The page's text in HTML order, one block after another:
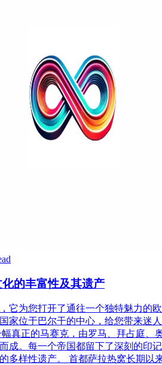
的丰富性及其遗产
它为您打开了通往一个独特魅力的
家位于巴尔干的中心，给您带来迷
真正的马赛克，由罗马、拜占庭、
成。每一个帝国都留下了深刻的印
多样性遗产。 首都萨拉热窝长期以